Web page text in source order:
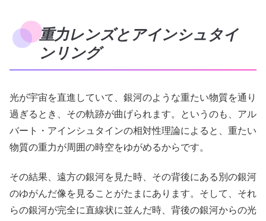
重力レンズとアインシュタイ
ンリング
光が宇宙を直進していて、銀河のような重たい物質を通り
過ぎるとき、その軌跡が曲げられます。というのも、アル
バート・アインシュタインの相対性理論によると、重たい
物質の重力が周囲の時空をゆがめるからです。
その結果、遠方の銀河を見た時、その背後にある別の銀河
のゆがんだ像を見ることがたまにあります。そして、それ
らの銀河が完全に直線状に並んだ時、背後の銀河からの光